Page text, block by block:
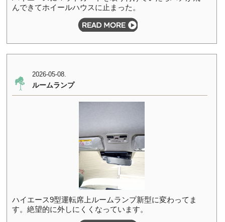
んできてホイールハウスに止まった。
2026-05-08.
ルームランプ
ハイエース9型運転席上ルームランプ新型に変わってま
す。絶望的に外しにくくなっています。